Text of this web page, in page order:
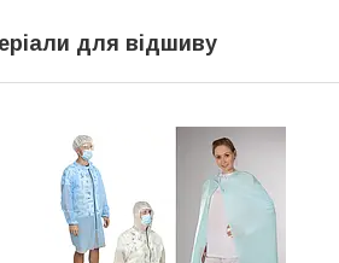
для відшиву